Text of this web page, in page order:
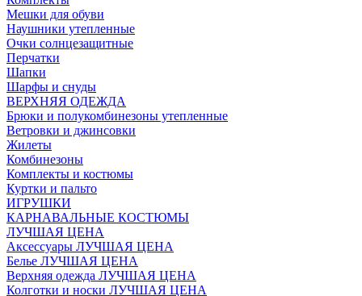
Мешки для обуви
Наушники утепленные
Очки солнцезащитные
Перчатки
Шапки
Шарфы и снуды
ВЕРХНЯЯ ОДЕЖДА
Брюки и полукомбинезоны утепленные
Ветровки и джинсовки
Жилеты
Комбинезоны
Комплекты и костюмы
Куртки и пальто
ИГРУШКИ
КАРНАВАЛЬНЫЕ КОСТЮМЫ
ЛУЧШАЯ ЦЕНА
Аксессуары ЛУЧШАЯ ЦЕНА
Белье ЛУЧШАЯ ЦЕНА
Верхняя одежда ЛУЧШАЯ ЦЕНА
Колготки и носки ЛУЧШАЯ ЦЕНА